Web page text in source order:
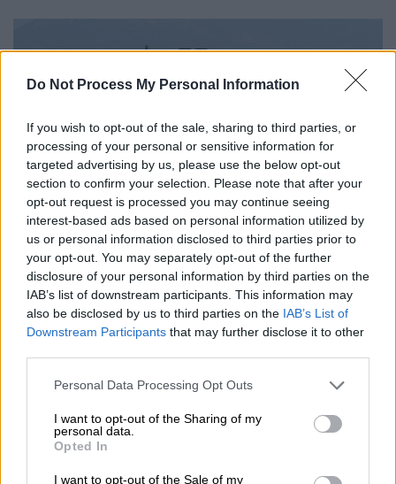
Do Not Process My Personal Information
If you wish to opt-out of the sale, sharing to third parties, or
processing of your personal or sensitive information for
targeted advertising by us, please use the below opt-out
section to confirm your selection. Please note that after your
opt-out request is processed you may continue seeing
interest-based ads based on personal information utilized by
us or personal information disclosed to third parties prior to
your opt-out. You may separately opt-out of the further
disclosure of your personal information by third parties on the
IAB’s list of downstream participants. This information may
also be disclosed by us to third parties on the IAB’s List of
Downstream Participants that may further disclose it to other
Please note that this website/app uses one or more Google
not limited to your visit or usage behaviour. You may click to
grant or deny consent to Google and its third-party tags to
use your data for below specified purposes in below Google
consent section.
Personal Data Processing Opt Outs
I want to opt-out of the Sharing of my
personal data.
Opted In
I want to opt-out of the Sale of my
Αξιωματικοί της Ελληνικής Πολεμικής Αεροπορίας
στέκονται μπροστά από έναν εκτοξευτή πυραύλων Patriot
στην αεροπορική βάση Τατόι (AP)
Τι απαντά το ΥΠΕΞ για τα συστήματα
Patriot στην Κάρπαθο
Το υπουργείο Εξωτερικών, σε ό,τι αφορά τη
νέα τουρκική ανακοίνωση για συστήματα
απάντηση της Αθήναςέχει ήδη δοθεί και
παραμένει η ίδια
εκπρόσωπος του ΥΠ.ΕΞ.,Λάνα Ζωχιού, οι